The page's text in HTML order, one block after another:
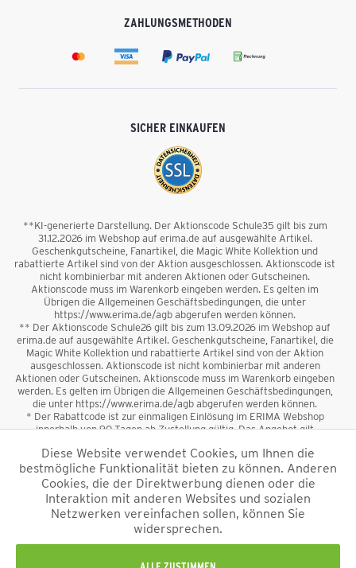
ZAHLUNGSMETHODEN
SICHER EINKAUFEN
**KI-generierte Darstellung. Der Aktionscode Schule35 gilt bis zum
31.12.2026 im Webshop auf erima.de auf ausgewählte Artikel.
Geschenkgutscheine, Fanartikel, die Magic White Kollektion und
rabattierte Artikel sind von der Aktion ausgeschlossen. Aktionscode ist
nicht kombinierbar mit anderen Aktionen oder Gutscheinen.
Aktionscode muss im Warenkorb eingeben werden. Es gelten im
Übrigen die Allgemeinen Geschäftsbedingungen, die unter
https://www.erima.de/agb abgerufen werden können.
** Der Aktionscode Schule26 gilt bis zum 13.09.2026 im Webshop auf
erima.de auf ausgewählte Artikel. Geschenkgutscheine, Fanartikel, die
Magic White Kollektion und rabattierte Artikel sind von der Aktion
ausgeschlossen. Aktionscode ist nicht kombinierbar mit anderen
Aktionen oder Gutscheinen. Aktionscode muss im Warenkorb eingeben
werden. Es gelten im Übrigen die Allgemeinen Geschäftsbedingungen,
die unter https://www.erima.de/agb abgerufen werden können.
* Der Rabattcode ist zur einmaligen Einlösung im ERIMA Webshop
innerhalb von 90 Tagen ab Zustellung gültig. Das Angebot gilt
sowie Geschenkgutscheine sind vom Rabatt ausgeschlossen. Der
Rabattcode ist nicht mit anderen Aktionen oder Gutscheinen
kombinierbar. Der Mindestbestellwert beträgt 50 €
*Alle Preise verstehen sich inkl. Mehrwertsteuer und zzgl.
und ggf. Nachnahmegebühren, wenn nicht anders
beschrieben.
Diese Website verwendet Cookies, um Ihnen die
bestmögliche Funktionalität bieten zu können. Anderen
Cookies, die der Direktwerbung dienen oder die
Interaktion mit anderen Websites und sozialen
Netzwerken vereinfachen sollen, können Sie
widersprechen.